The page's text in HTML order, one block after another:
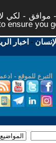
موافق - لكي
ensure you
- اخبار
التبرع للموقع -